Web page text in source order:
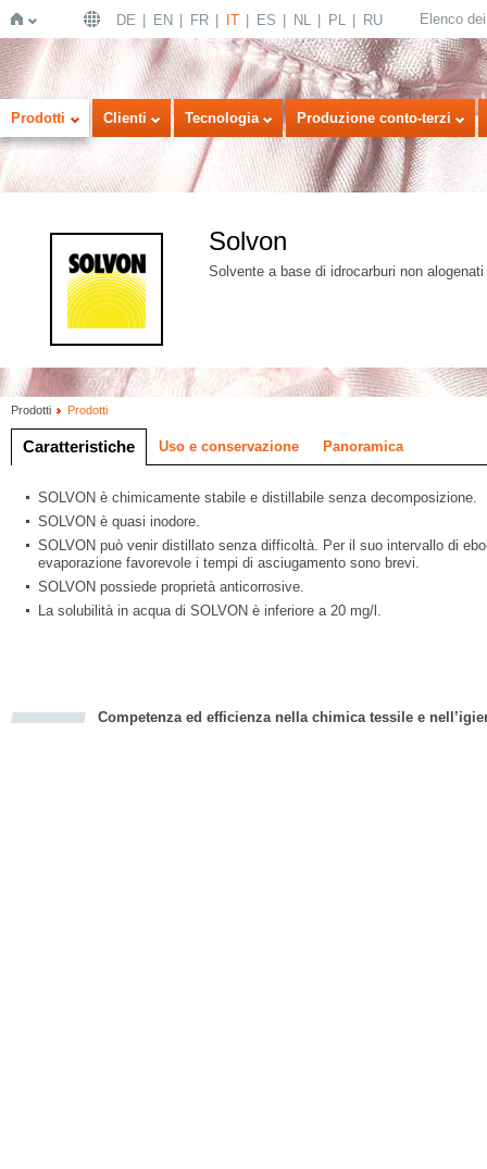
Home
DE EN FR IT ES NL PL RU Elenco
Prodotti Clienti Tecnologia Produzione conto-terzi
Solvon
Solvente a base di idrocarburi non
Prodotti Prodotti
Caratteristiche Uso e conservazione Panoramica
SOLVON è chimicamente stabile e distillabile senza decomposizione.
SOLVON è quasi inodore.
SOLVON può venir distillato senza difficoltà. Per il suo intervallo di
evaporazione favorevole i tempi di asciugamento sono brevi.
SOLVON possiede proprietà anticorrosive.
La solubilità in acqua di SOLVON è inferiore a 20 mg/l.
Competenza ed efficienza nella chimica tessile e